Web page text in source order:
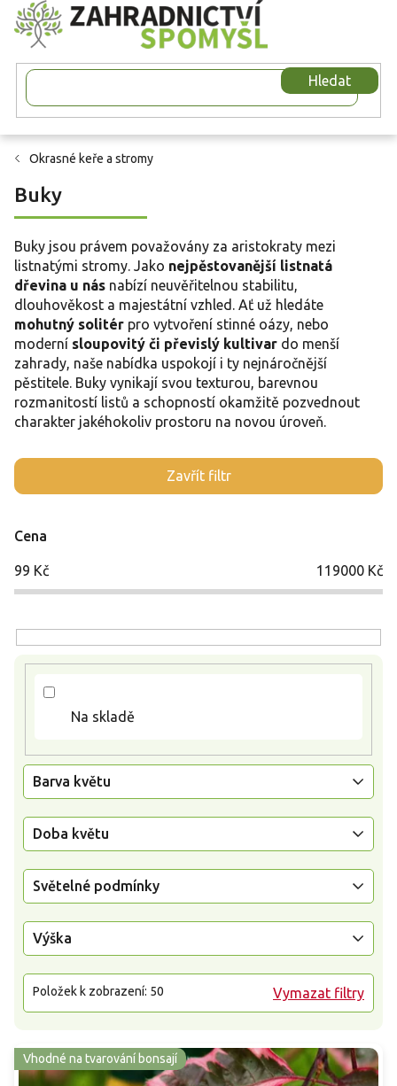
Přejít
na
obsah
Hledat
Okrasné keře a stromy
Buky
Buky jsou právem považovány za aristokraty mezi
listnatými stromy. Jako nejpěstovanější listnatá
dřevina u nás nabízí neuvěřitelnou stabilitu,
dlouhověkost a majestátní vzhled. Ať už hledáte
mohutný solitér pro vytvoření stinné oázy, nebo
moderní sloupovitý či převislý kultivar do menší
zahrady, naše nabídka uspokojí i ty nejnáročnější
pěstitele. Buky vynikají svou texturou, barevnou
rozmanitostí listů a schopností okamžitě pozvednout
charakter jakéhokoliv prostoru na novou úroveň.
Zavřít filtr
Cena
99 Kč 119000 Kč
Na skladě
Barva květu
Doba květu
Světelné podmínky
Výška
Vymazat filtry
Položek k zobrazení: 50
V
ý
s
p
u
Vhodné na tvarování bonsají